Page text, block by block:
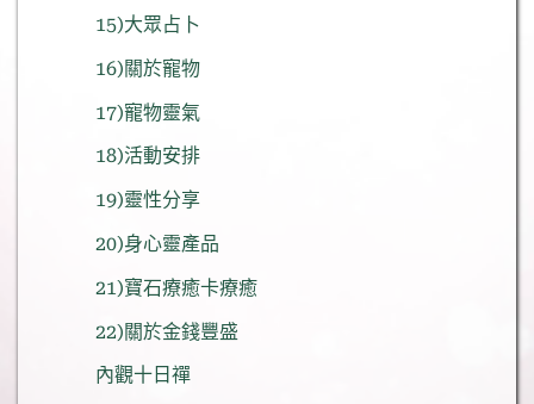
15)大眾占卜
16)關於寵物
17)寵物靈氣
18)活動安排
19)靈性分享
20)身心靈產品
21)寶石療癒卡療癒
22)關於金錢豐盛
內觀十日禪